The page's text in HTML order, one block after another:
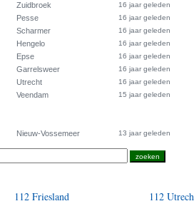
Zuidbroek 16 jaar geleden
Pesse 16 jaar geleden
Scharmer 16 jaar geleden
Hengelo 16 jaar geleden
Epse 16 jaar geleden
Garrelsweer 16 jaar geleden
Utrecht 16 jaar geleden
Veendam 15 jaar geleden
Nieuw-Vossemeer 13 jaar geleden
112 Friesland 112